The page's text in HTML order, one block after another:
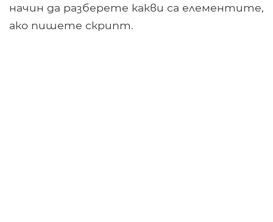
начин да разберете какви са елементите,
ако пишете скрипт.